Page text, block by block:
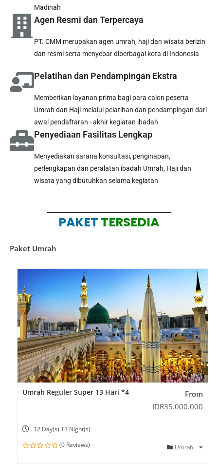
Madinah
Agen Resmi dan Terpercaya
PT. CMM merupakan agen umrah, haji dan wisata berizin
dan resmi serta menyebar diberbagai kota di Indonesia
Pelatihan dan Pendampingan Ekstra
Memberikan layanan prima bagi para calon peserta
Umrah dan Haji melalui pelatihan dan pendampingan dari
awal pendaftaran - akhir kegiatan ibadah
Penyediaan Fasilitas Lengkap
Menyediakan sarana konsultasi, penginapan,
perlengkapan dan peralatan ibadah Umrah, Haji dan
wisata yang dibutuhkan selama kegiatan
PAKET TERSEDIA
Paket Umrah
Umrah Reguler Super 13 Hari *4
From
IDR35.000.000
12 Day(s) 13 Night(s)
(0 Reviews) Umrah